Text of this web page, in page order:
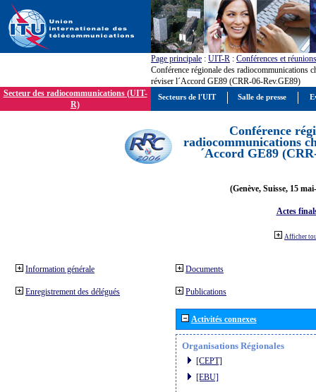
Page principale : UIT-R : Conférences et réunions
Conférence régionale des radiocommunications
réviser l´Accord GE89 (CRR-06-Rev.GE89)
Secteur des radiocommunications (UIT-
R)
Conférence
radiocommunications
´Accord GE89
(Genève, Suisse, 15
Actes
Afficher
Information générale
Enregistrement des délégués
Documents
Publications
Activités connexes
Organisations Régionales
[CEPT]
[EBU]
Secteurs de l'UIT Salle de presse